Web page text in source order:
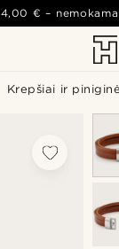
Krepšiai ir
4,00 € –